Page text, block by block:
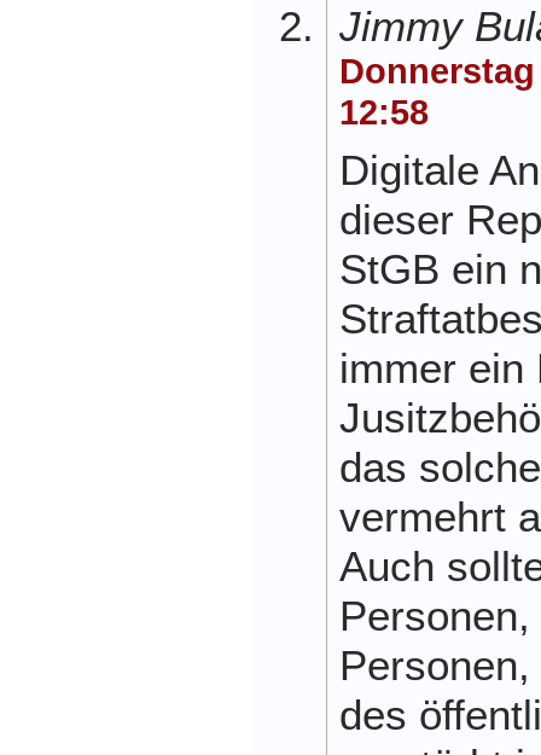
Jimmy
12:58
Digitale
dieser
StGB ein
immer ein
das
vermehrt
Auch
des